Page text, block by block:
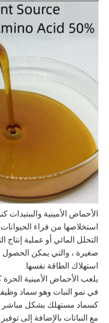
الأحماض الأمينية
استخلاصها من فراء
التحلل المائي أو عملية إنتاج
صغيرة ، والتي يمكن الحصول
استهلاك الطاقة نفسها.
يلعب الأحماض الأمينية
في نمو النبات وهو سماد
كسماد مستهلك بشكل مباشر
مع النباتات بالإضافة إلى توفير